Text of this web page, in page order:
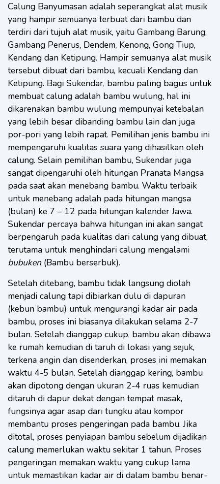
Calung Banyumasan adalah seperangkat alat musik
yang hampir semuanya terbuat dari bambu dan
terdiri dari tujuh alat musik, yaitu Gambang Barung,
Gambang Penerus, Dendem, Kenong, Gong Tiup,
Kendang dan Ketipung. Hampir semuanya alat musik
tersebut dibuat dari bambu, kecuali Kendang dan
Ketipung. Bagi Sukendar, bambu paling bagus untuk
membuat calung adalah bambu wulung, hal ini
dikarenakan bambu wulung mempunyai ketebalan
yang lebih besar dibanding bambu lain dan juga
por-pori yang lebih rapat. Pemilihan jenis bambu ini
mempengaruhi kualitas suara yang dihasilkan oleh
calung. Selain pemilihan bambu, Sukendar juga
sangat dipengaruhi oleh hitungan Pranata Mangsa
pada saat akan menebang bambu. Waktu terbaik
untuk menebang adalah pada hitungan mangsa
(bulan) ke 7 – 12 pada hitungan kalender Jawa.
Sukendar percaya bahwa hitungan ini akan sangat
berpengaruh pada kualitas dari calung yang dibuat,
terutama untuk menghindari calung mengalami
bubuken(Bambu berserbuk).
Setelah ditebang, bambu tidak langsung diolah
menjadi calung tapi dibiarkan dulu di dapuran
(kebun bambu) untuk mengurangi kadar air pada
bambu, proses ini biasanya dilakukan selama 2-7
bulan. Setelah dianggap cukup, bambu akan dibawa
ke rumah kemudian di taruh di lokasi yang sejuk,
terkena angin dan disenderkan, proses ini memakan
waktu 4-5 bulan. Setelah dianggap kering, bambu
akan dipotong dengan ukuran 2-4 ruas kemudian
ditaruh di dapur dekat dengan tempat masak,
fungsinya agar asap dari tungku atau kompor
membantu proses pengeringan pada bambu. Jika
ditotal, proses penyiapan bambu sebelum dijadikan
calung memerlukan waktu sekitar 1 tahun. Proses
pengeringan memakan waktu yang cukup lama
untuk memastikan kadar air di dalam bambu benar-